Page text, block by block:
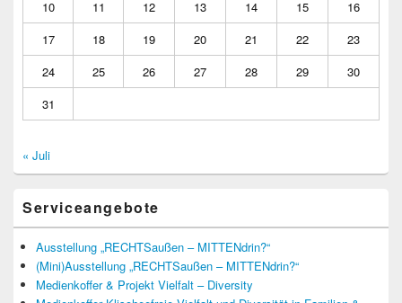
10 11 12 13 14 15
16
17
18 19 20 21 22
23
24
25 26 27 28 29
30
31
« Juli
Serviceangebote
Ausstellung „RECHTSaußen – MITTENdrin?“
(Mini)Ausstellung „RECHTSaußen – MITTENdrin?“
Medienkoffer & Projekt Vielfalt – Diversity